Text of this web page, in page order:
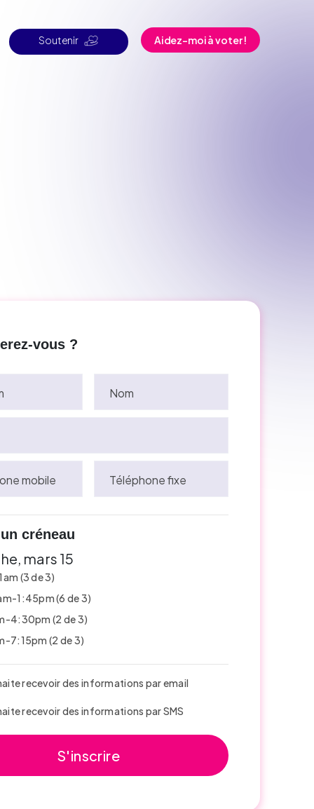
Soutenir Aidez-moi à voter !
vous ?
Nom
mobile Téléphone fixe
créneau
mars 15
(3 de 3)
1:45pm (6 de 3)
4:30pm (2 de 3)
7:15pm (2 de 3)
recevoir des informations par email
recevoir des informations par SMS